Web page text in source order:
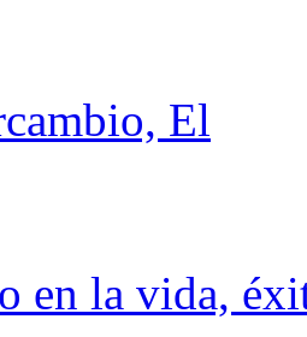
El
en la vida,